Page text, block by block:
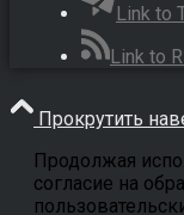
Link to
Link to
Прокрутить
Продолжая
согласие на